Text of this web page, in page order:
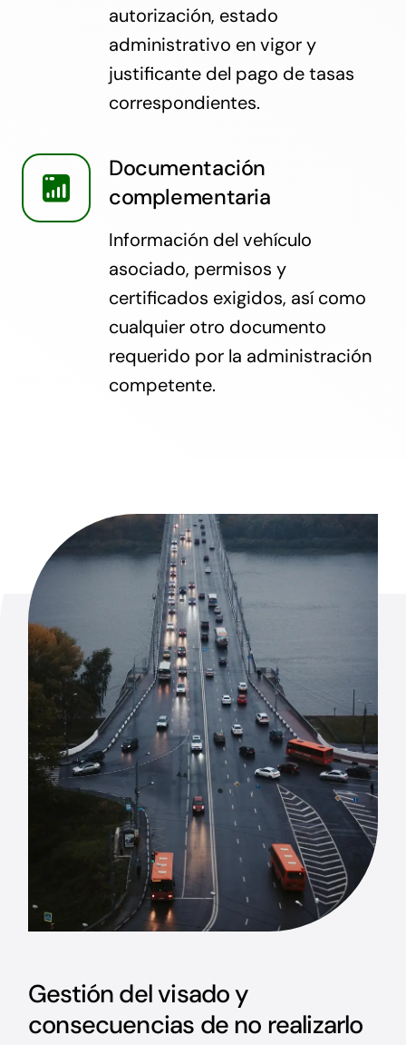
autorización, estado
administrativo en vigor y
justificante del pago de tasas
correspondientes.
Documentación
complementaria
Información del vehículo
asociado, permisos y
certificados exigidos, así como
cualquier otro documento
requerido por la administración
competente.
Gestión del visado y
consecuencias de no realizarlo